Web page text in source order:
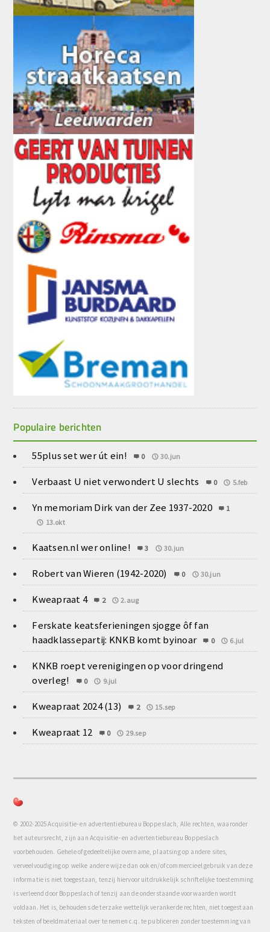
Populaire berichten
55plus set wer út ein! 0 30.jun
Verbaast U niet verwondert U slechts 0 5.feb
Yn memoriam Dirk van der Zee 1937-2020
1
13.okt
Kaatsen.nl wer online! 3 30.jun
Robert van Wieren (1942-2020) 0 30.jun
Kweapraat 4 2 2.aug
Ferskate keatsferieningen sjogge ôf fan
haadklassepartij: KNKB komt byinoar
0 6.jul
KNKB roept verenigingen op voor dringend
overleg!
0 9.jul
Kweapraat 2024 (13) 2 15.sep
Kweapraat 12 0 29.sep
© 2002-2025 Acquisitie- en advertentiebureau Boppeslach, Alle rechten, waaronder
het auteursrecht, zijn aan Acquisitie- en advertentiebureau Boppeslach
voorbehouden. Gehele of gedeeltelijke overname, plaatsing op andere sites,
verveelvoudiging op welke andere wijze dan ook en/of commercieel gebruik van deze
informatie is niet toegestaan, tenzij hiervoor uitdrukkelijk schriftelijke toestemming
is verleend door Boppeslach of tenzij aan de onderstaande voorwaarden wordt
voldaan. Het is, behoudens de terzake wettelijk verankerde rechten, niet toegestaan
teksten of beeldmateriaal over te nemen c.q. te publiceren zonder toestemming van